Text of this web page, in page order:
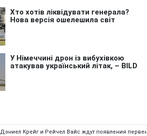
Дэниел Крейг и Рейчел Вайс ждут появления